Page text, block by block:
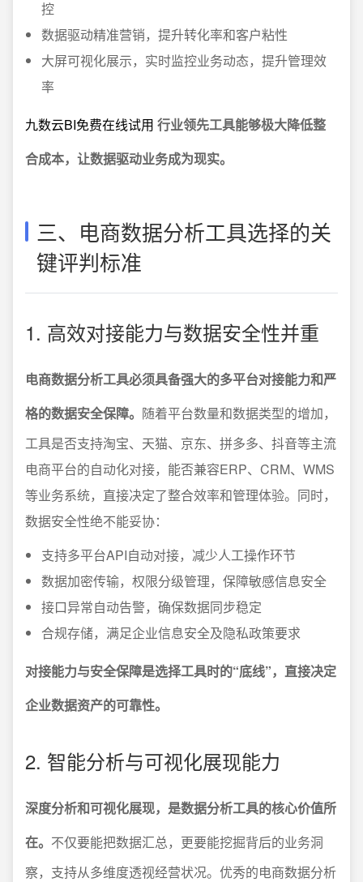
控
数据驱动精准营销，提升转化率和客户粘性
大屏可视化展示，实时监控业务动态，提升管理效
率
九数云BI免费在线试用 行业领先工具能够极大降低整
合成本，让数据驱动业务成为现实。
三、电商数据分析工具选择的关
键评判标准
1. 高效对接能力与数据安全性并重
电商数据分析工具必须具备强大的多平台对接能力和严
格的数据安全保障。 随着平台数量和数据类型的增加，
工具是否支持淘宝、天猫、京东、拼多多、抖音等主流
电商平台的自动化对接，能否兼容ERP、CRM、WMS
等业务系统，直接决定了整合效率和管理体验。同时，
数据安全性绝不能妥协：
支持多平台API自动对接，减少人工操作环节
数据加密传输，权限分级管理，保障敏感信息安全
接口异常自动告警，确保数据同步稳定
合规存储，满足企业信息安全及隐私政策要求
对接能力与安全保障是选择工具时的“底线”，直接决定
企业数据资产的可靠性。
2. 智能分析与可视化展现能力
深度分析和可视化展现，是数据分析工具的核心价值所
在。 不仅要能把数据汇总，更要能挖掘背后的业务洞
察，支持从多维度透视经营状况。优秀的电商数据分析